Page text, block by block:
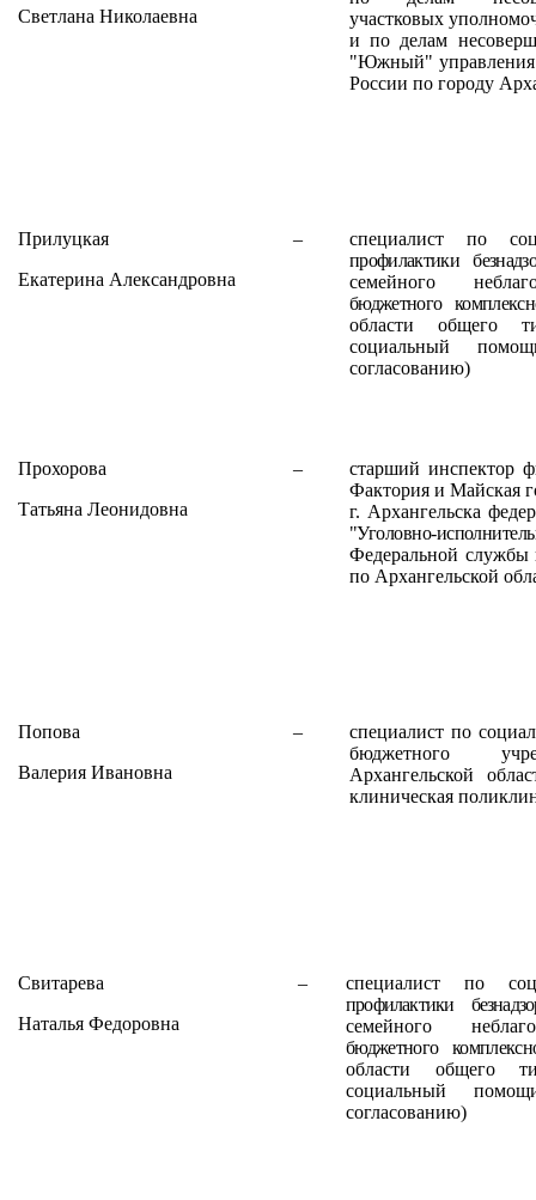
Светлана Николаевна
участковых
и по делам
"Южный" управления
России по городу
Прилуцкая
Екатерина Александровна
–
специалист по
профилактики
семейного
бюджетного
области общего
социальный
согласованию)
Прохорова
Татьяна Леонидовна
–
старший инспектор
Фактория и Майская
г. Архангельска
"Уголовно-
Федеральной службы
по Архангельской
Попова
Валерия Ивановна
–
специалист по
бюджетного
Архангельской
клиническая
Свитарева
Наталья Федоровна
–
специалист по
профилактики
семейного
бюджетного
области общего
социальный
согласованию)